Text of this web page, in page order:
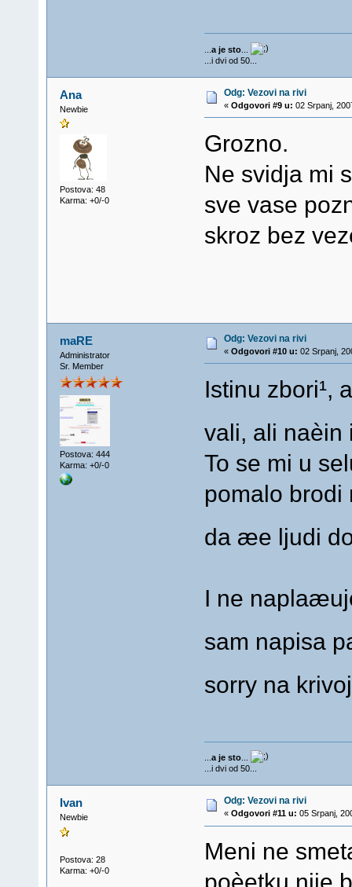
a je sto...
...i dvi od 50...
Ana
Newbie
Postova: 48
Karma: +0/-0
Odg: Vezovi na rivi
« Odgovori #9 u: 02 Srpanj,
Grozno.
Ne svidja mi
sve vase
skroz bez
maRE
Administrator
Sr. Member
Postova: 444
Karma: +0/-0
Odg: Vezovi na rivi
« Odgovori #10 u: 02 Srpanj,
Istinu zbori¹,
vali, ali naèin
To se mi u
pomalo brodi
da æe ljudi
I ne
sam napisa
sorry na
a je sto...
...i dvi od 50...
Ivan
Newbie
Postova: 28
Karma: +0/-0
Odg: Vezovi na rivi
« Odgovori #11 u: 05 Srpanj,
Meni ne